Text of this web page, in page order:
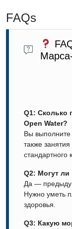
FAQs
Q1: Сколько
Open Water?
Вы выполните
также
стандартного
Q2: Могут ли
Да —
Нужно уметь
здоровья.
Q3: Какую